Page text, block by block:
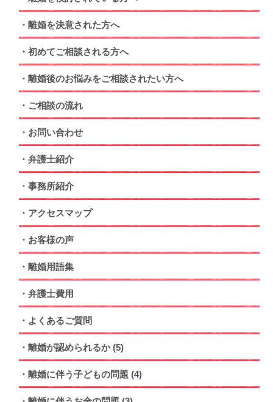
離婚を決意された方へ
初めてご相談される方へ
離婚後のお悩みをご相談されたい方へ
ご相談の流れ
お問い合わせ
弁護士紹介
事務所紹介
アクセスマップ
お客様の声
離婚用語集
弁護士費用
よくあるご質問
離婚が認められるか (5)
離婚に伴う子どもの問題 (4)